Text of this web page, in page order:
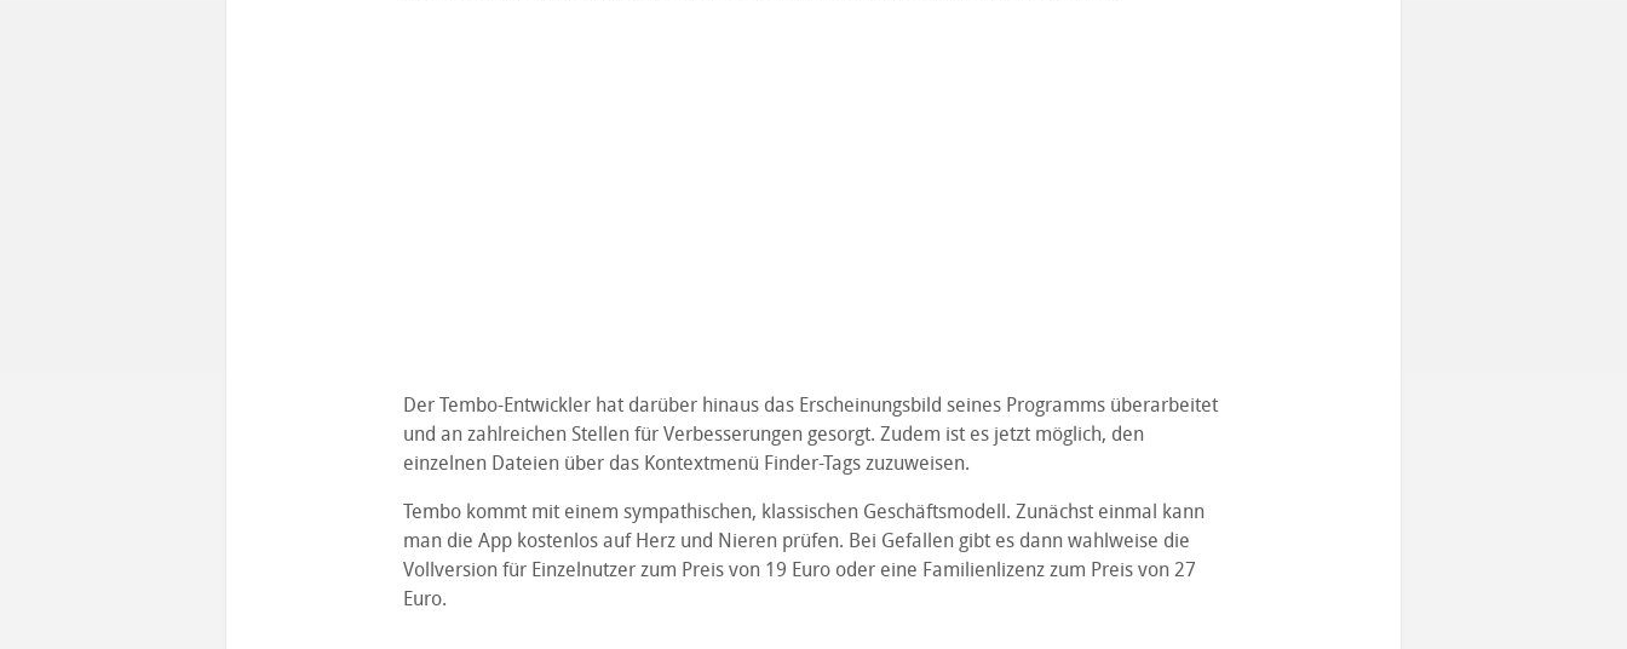
Der Tembo-Entwickler hat darüber hinaus das Erscheinungsbild seines Programms überarbeitet
und an zahlreichen Stellen für Verbesserungen gesorgt. Zudem ist es jetzt möglich, den
einzelnen Dateien über das Kontextmenü Finder-Tags zuzuweisen.
Tembo kommt mit einem sympathischen, klassischen Geschäftsmodell. Zunächst einmal kann
man die App kostenlos auf Herz und Nieren prüfen. Bei Gefallen gibt es dann wahlweise die
Vollversion für Einzelnutzer zum Preis von 19 Euro oder eine Familienlizenz zum Preis von 27
Euro.